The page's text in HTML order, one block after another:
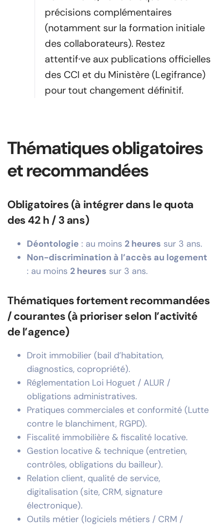
précisions complémentaires
(notamment sur la formation initiale
des collaborateurs). Restez
attentif·ve aux publications officielles
des CCI et du Ministère (Legifrance)
pour tout changement définitif.
Thématiques obligatoires
et recommandées
Obligatoires (à intégrer dans le quota
des 42 h / 3 ans)
Déontologie : au moins 2 heures sur 3 ans.
Non-discrimination à l’accès au logement
: au moins 2 heures sur 3 ans.
Thématiques fortement recommandées
/ courantes (à prioriser selon l’activité
de l’agence)
Droit immobilier (bail d’habitation,
diagnostics, copropriété).
Réglementation Loi Hoguet / ALUR /
obligations administratives.
Pratiques commerciales et conformité (Lutte
contre le blanchiment, RGPD).
Fiscalité immobilière & fiscalité locative.
Gestion locative & technique (entretien,
contrôles, obligations du bailleur).
Relation client, qualité de service,
digitalisation (site, CRM, signature
électronique).
Outils métier (logiciels métiers / CRM /